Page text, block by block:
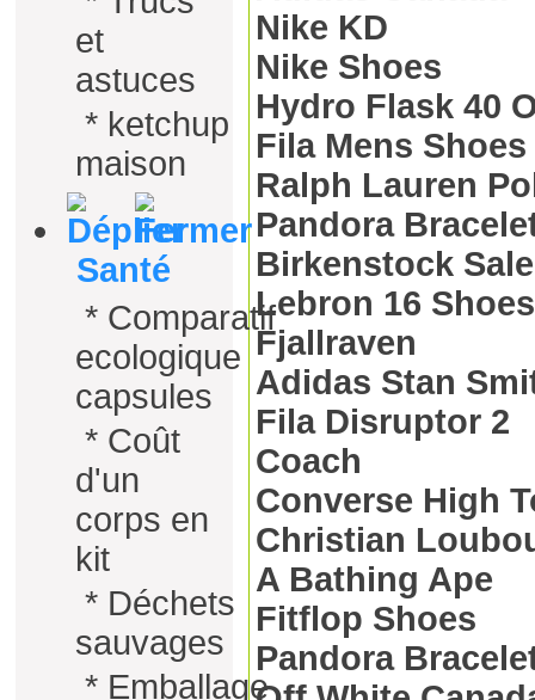
et
astuces
* ketchup
maison
Santé
* Comparatif
ecologique
capsules
* Coût
d'un
corps en
kit
* Déchets
sauvages
* Emballage
Nike KD
Nike Shoes
Hydro Flask 40
Fila Mens Shoes
Ralph Lauren
Pandora
Birkenstock Sale
Lebron 16 Shoes
Fjallraven
Adidas Stan
Fila Disruptor 2
Coach
Converse High
Christian
A Bathing Ape
Fitflop Shoes
Pandora